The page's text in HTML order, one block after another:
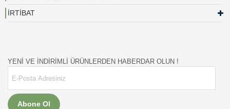
İRTİBAT
YENİ VE İNDİRİMLİ ÜRÜNLERDEN HABERDAR OLUN !
Abone Ol